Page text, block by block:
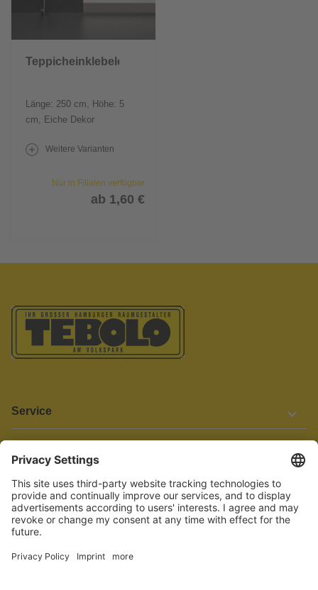
Teppicheinklebeleiste
Länge: 250 cm, Höhe: 5
cm, Eiche Dekor
Weitere Varianten
Nur in Filialen verfügbar
ab 1,60 €
Service
Informationen
Barrierefreiheit
Wir bemühen uns, unsere Website barrierefrei zu gestalten.
Einige Inhalte und Funktionen sind derzeit jedoch noch nicht
vollständig zugänglich. Wenn Sie auf Barrieren stoßen oder Hilfe
benötigen, kontaktieren Sie uns bitte unter service[at]knutzen.de.
Vertrag widerrufen